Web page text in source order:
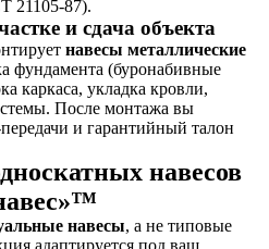
21105-87).
и сдача объекта
навесы металлические
фундамента (буронабивные
каркаса, укладка кровли,
После монтажа вы
и гарантийный талон
навесов
навесы, а не типовые
адаптируется под ваш